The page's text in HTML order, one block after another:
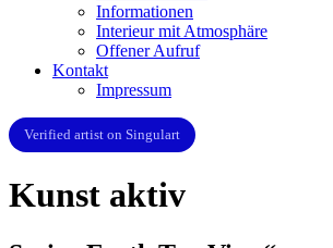
Informationen
Interieur mit Atmosphäre
Offener Aufruf
Kontakt
Impressum
Verified artist on Singulart
Kunst aktiv